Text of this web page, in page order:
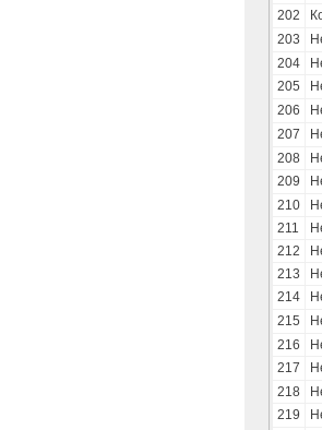
202
203
204
205
206
207
208
209
210
211
212
213
214
215
216
217
218
219